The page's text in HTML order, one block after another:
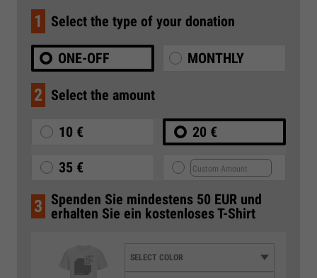
1 Select the type of your donation
ONE-OFF MONTHLY
2 Select the amount
10 € 20 €
35 €
3 Spenden Sie mindestens 50 EUR und
erhalten Sie ein kostenloses T-Shirt